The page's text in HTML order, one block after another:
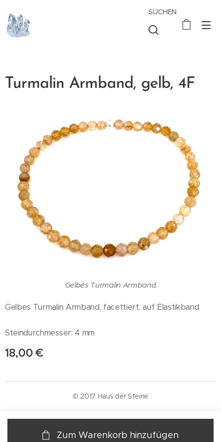
SUCHEN
Turmalin Armband, gelb, 4F
Gelbes Turmalin Armband
Gelbes Turmalin Armband, facettiert, auf Elastikband
Steindurchmesser: 4 mm
18,00 €
Zum Warenkorb hinzufügen
© 2017 Haus der Steine